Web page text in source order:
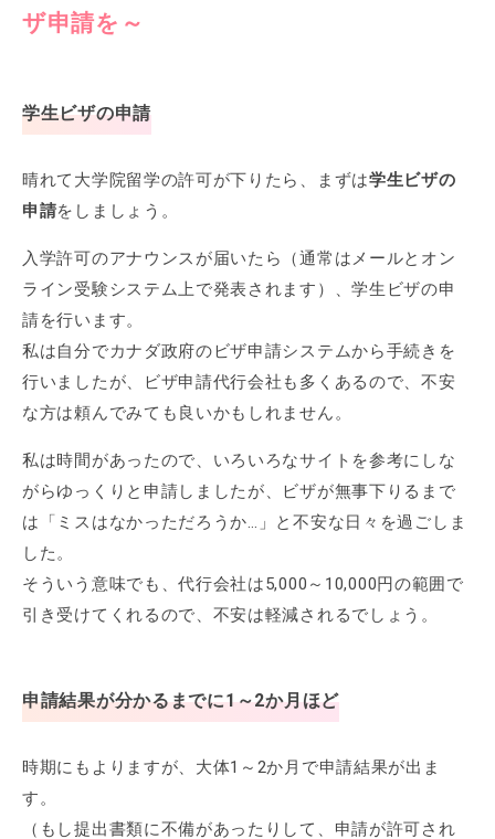
ザ申請を～
学生ビザの申請
晴れて大学院留学の許可が下りたら、まずは学生ビザの
申請をしましょう。
入学許可のアナウンスが届いたら（通常はメールとオン
ライン受験システム上で発表されます）、学生ビザの申
請を行います。
私は自分でカナダ政府のビザ申請システムから手続きを
行いましたが、ビザ申請代行会社も多くあるので、不安
な方は頼んでみても良いかもしれません。
私は時間があったので、いろいろなサイトを参考にしな
がらゆっくりと申請しましたが、ビザが無事下りるまで
は「ミスはなかっただろうか…」と不安な日々を過ごしま
した。
そういう意味でも、代行会社は5,000～10,000円の範囲で
引き受けてくれるので、不安は軽減されるでしょう。
申請結果が分かるまでに1～2か月ほど
時期にもよりますが、大体1～2か月で申請結果が出ま
す。
（もし提出書類に不備があったりして、申請が許可され